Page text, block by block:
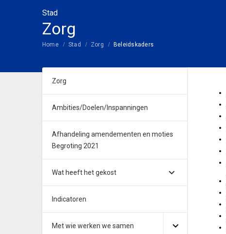
Stad
Zorg
Home Stad Zorg Beleidskaders
Zorg
Ambities/Doelen/Inspanningen
Afhandeling amendementen en moties
Begroting 2021
Wat heeft het gekost
Indicatoren
Met wie werken we samen